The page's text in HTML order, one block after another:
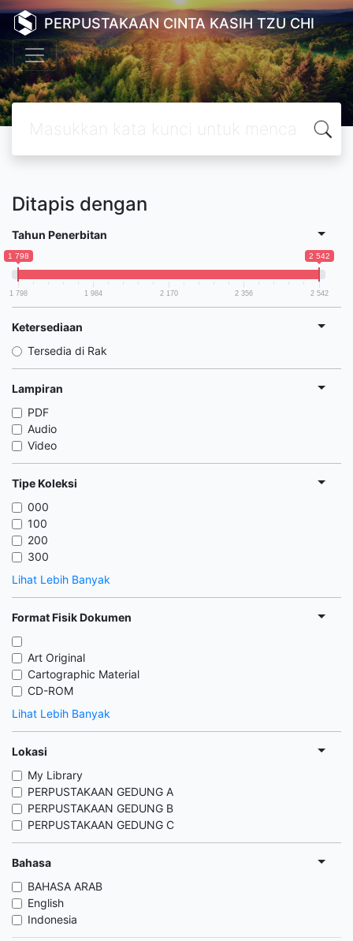
PERPUSTAKAAN CINTA KASIH TZU CHI
Ditapis dengan
Tahun Penerbitan
1 798 2 542
1 798 1 984 2 170 2 356 2 542
Ketersediaan
Tersedia di Rak
Lampiran
PDF
Audio
Video
Tipe Koleksi
000
100
200
300
Lihat Lebih Banyak
Format Fisik Dokumen
Art Original
Cartographic Material
CD-ROM
Lihat Lebih Banyak
Lokasi
My Library
PERPUSTAKAAN GEDUNG A
PERPUSTAKAAN GEDUNG B
PERPUSTAKAAN GEDUNG C
Bahasa
BAHASA ARAB
English
Indonesia